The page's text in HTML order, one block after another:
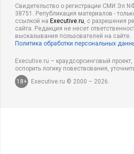
компьютеров, работающих в сетях
перспективных мобильных сетях.-
Разработка и внедрение
систем в научных лабораториях,
медицинских и страховых
анализа больших массивов данных,
поддержки принятия
комплексной клинической
на основе традиционных ПК, так и на
планшетных устройств;- Разработка и
внедрение информационных систем
использования стандартизованных
Свидетельство о регистрации СМИ Эл
38751. Републикация материалов -
ссылкой на Executive.ru, с разрешения
сайта. Редакция не несет
высказывания пользователей на сайте.
Политика обработки персональных
Executive.ru – краудсорсинговый
оспорить логику повествования,
18+
Executive.ru © 2000 – 2026.